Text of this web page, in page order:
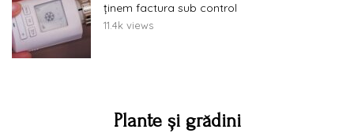
ținem factura sub control
11.4k views
Plante și grădini